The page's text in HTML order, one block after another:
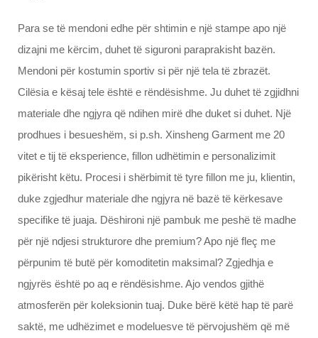
Para se të mendoni edhe për shtimin e një stampe apo një
dizajni me kërcim, duhet të siguroni paraprakisht bazën.
Mendoni për kostumin sportiv si për një tela të zbrazët.
Cilësia e kësaj tele është e rëndësishme. Ju duhet të zgjidhni
materiale dhe ngjyra që ndihen mirë dhe duket si duhet. Një
prodhues i besueshëm, si p.sh. Xinsheng Garment me 20
vitet e tij të eksperience, fillon udhëtimin e personalizimit
pikërisht këtu. Procesi i shërbimit të tyre fillon me ju, klientin,
duke zgjedhur materiale dhe ngjyra në bazë të kërkesave
specifike të juaja. Dëshironi një pambuk me peshë të madhe
për një ndjesi strukturore dhe premium? Apo një fleç me
përpunim të butë për komoditetin maksimal? Zgjedhja e
ngjyrës është po aq e rëndësishme. Ajo vendos gjithë
atmosferën për koleksionin tuaj. Duke bërë këtë hap të parë
saktë, me udhëzimet e modeluesve të përvojushëm që më